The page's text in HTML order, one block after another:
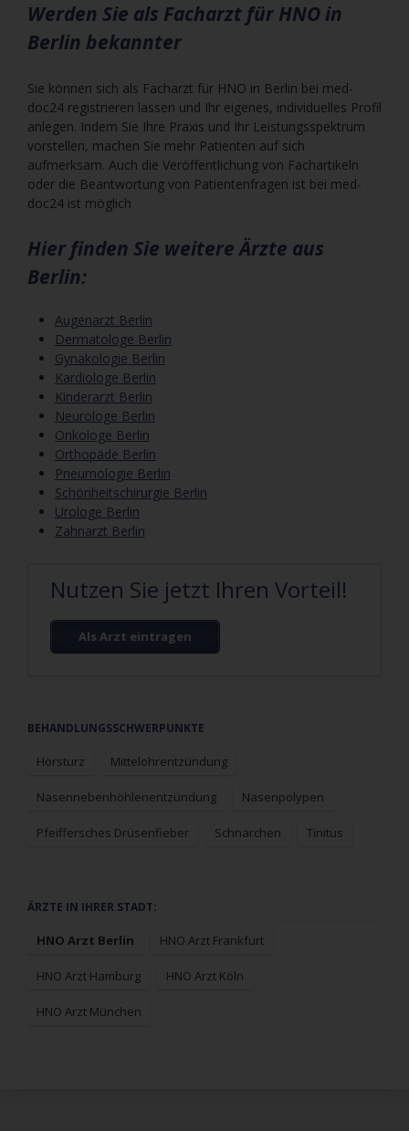
Werden Sie als Facharzt für HNO in
Berlin bekannter
Sie können sich als Facharzt für HNO in Berlin bei med-
doc24 registrieren lassen und Ihr eigenes, individuelles Profil
anlegen. Indem Sie Ihre Praxis und Ihr Leistungsspektrum
vorstellen, machen Sie mehr Patienten auf sich
aufmerksam. Auch die Veröffentlichung von Fachartikeln
oder die Beantwortung von Patientenfragen ist bei med-
doc24 ist möglich
Hier finden Sie weitere Ärzte aus
Berlin:
Augenarzt Berlin
Dermatologe Berlin
Gynäkologie Berlin
Kardiologe Berlin
Kinderarzt Berlin
Neurologe Berlin
Onkologe Berlin
Orthopäde Berlin
Pneumologie Berlin
Schönheitschirurgie Berlin
Urologe Berlin
Zahnarzt Berlin
Nutzen Sie jetzt Ihren Vorteil!
Als Arzt eintragen
Navigation
BEHANDLUNGSSCHWERPUNKTE
Hörsturz Mittelohrentzündung
Nasennebenhöhlenentzündung Nasenpolypen
Pfeiffersches Drüsenfieber Schnarchen Tinitus
Navigation
ÄRZTE IN IHRER STADT:
HNO Arzt Berlin HNO Arzt Frankfurt
HNO Arzt Hamburg HNO Arzt Köln
HNO Arzt München